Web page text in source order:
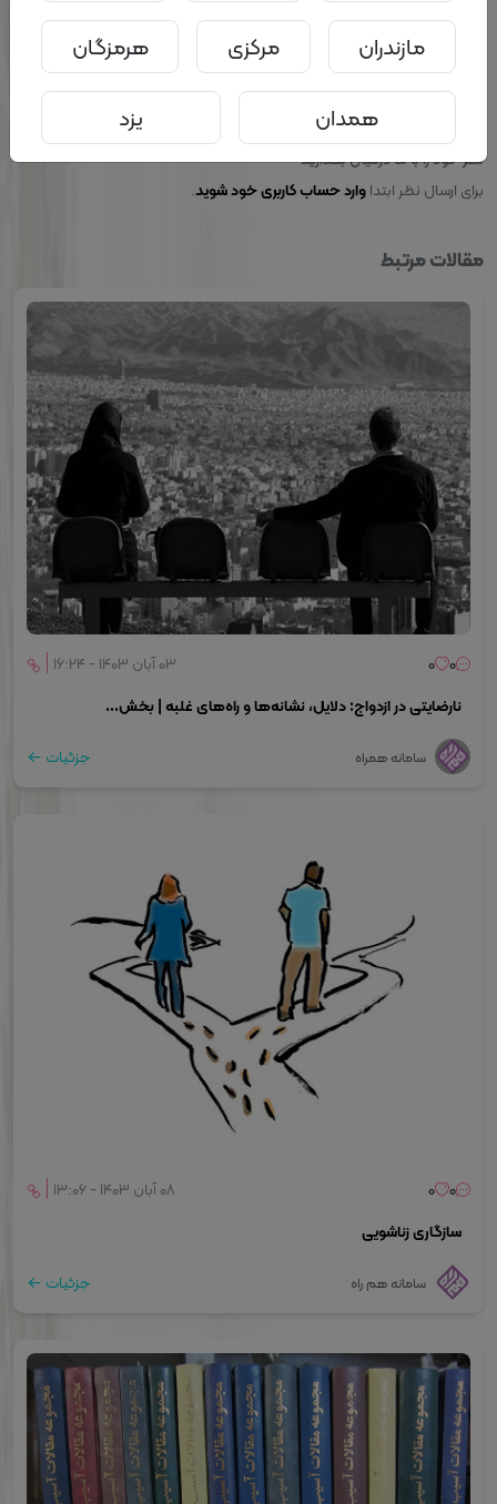
نظراتکاربران
نظر خود را با ما درمیان بگذارید
برای ارسال نظر ابتداوارد حساب کاربری خود شوید.
مقالات مرتبط
0
0 ۰۳ آبان ۱۴۰۳ - ۱۶:۲۴
نارضایتی در ازدواج: دلایل، نشانه‌ها و راه‌های غلبه | بخش...
سامانه همراه جزئیات
0
0 ۰۸ آبان ۱۴۰۳ - ۱۳:۰۶
سازگاری زناشویی
سامانه هم راه جزئیات
مازندران
مرکزی
هرمزگان
همدان
یزد